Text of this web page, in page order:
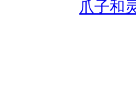
爪子和